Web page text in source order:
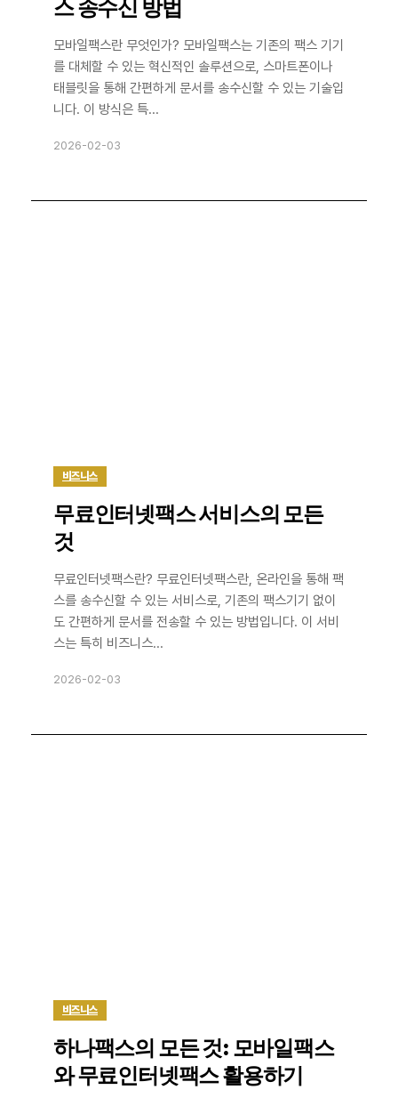
스 송수신 방법
모바일팩스란 무엇인가? 모바일팩스는 기존의 팩스 기기
를 대체할 수 있는 혁신적인 솔루션으로, 스마트폰이나
태블릿을 통해 간편하게 문서를 송수신할 수 있는 기술입
니다. 이 방식은 특...
2026-02-03
비즈니스
무료인터넷팩스 서비스의 모든
것
무료인터넷팩스란? 무료인터넷팩스란, 온라인을 통해 팩
스를 송수신할 수 있는 서비스로, 기존의 팩스기기 없이
도 간편하게 문서를 전송할 수 있는 방법입니다. 이 서비
스는 특히 비즈니스...
2026-02-03
비즈니스
하나팩스의 모든 것: 모바일팩스
와 무료인터넷팩스 활용하기